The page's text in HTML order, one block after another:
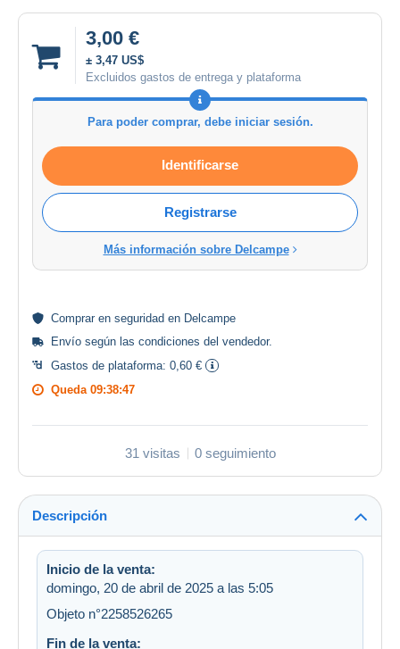
3,00 €
± 3,47 US$
Excluidos gastos de entrega y plataforma
Para poder comprar, debe iniciar sesión.
Identificarse
Registrarse
Más información sobre Delcampe
Comprar en seguridad en Delcampe
Envío según las condiciones del vendedor.
Gastos de plataforma: 0,60 €
Queda 09:38:47
31 visitas 0 seguimiento
Descripción
Inicio de la venta:
domingo, 20 de abril de 2025 a las 5:05
Objeto n°2258526265
Fin de la venta: